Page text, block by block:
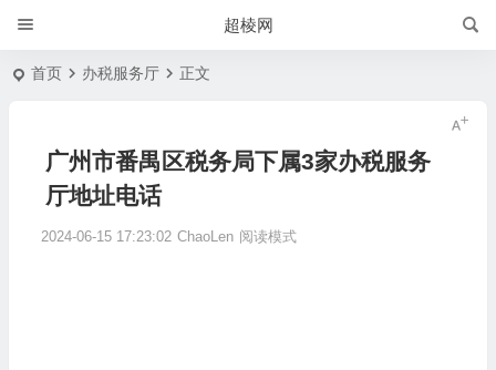
超棱网
首页 办税服务厅 正文
广州市番禺区税务局下属3家办税服务
厅地址电话
2024-06-15 17:23:02 ChaoLen 阅读模式